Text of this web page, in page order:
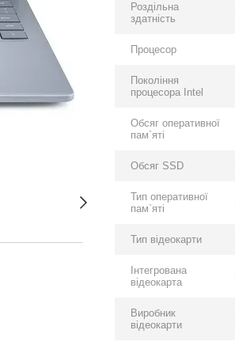
Роздільна
здатність
Процесор
Покоління
процесора Intel
Обсяг оперативної
пам`яті
Обсяг SSD
Тип оперативної
пам`яті
Тип відеокарти
Інтегрована
відеокарта
Виробник
відеокарти